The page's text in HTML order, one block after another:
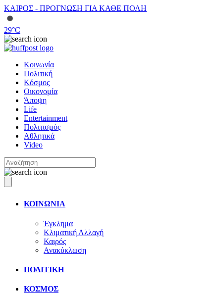
ΚΑΙΡΟΣ - ΠΡΟΓΝΩΣΗ ΓΙΑ ΚΑΘΕ ΠΟΛΗ
29°C
Κοινωνία
Πολιτική
Κόσμος
Οικονομία
Άποψη
Life
Entertainment
Πολιτισμός
Αθλητικά
Video
ΚΟΙΝΩΝΙΑ
Έγκλημα
Κλιματική Αλλαγή
Καιρός
Ανακύκλωση
ΠΟΛΙΤΙΚΗ
ΚΟΣΜΟΣ